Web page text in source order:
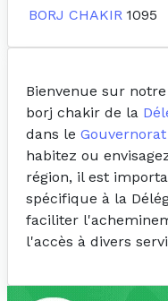
BORJ CHAKIR 1095
Bienvenue sur
borj chakir de la
dans le
habitez ou
région, il est
spécifique à la
faciliter
l'accès à divers